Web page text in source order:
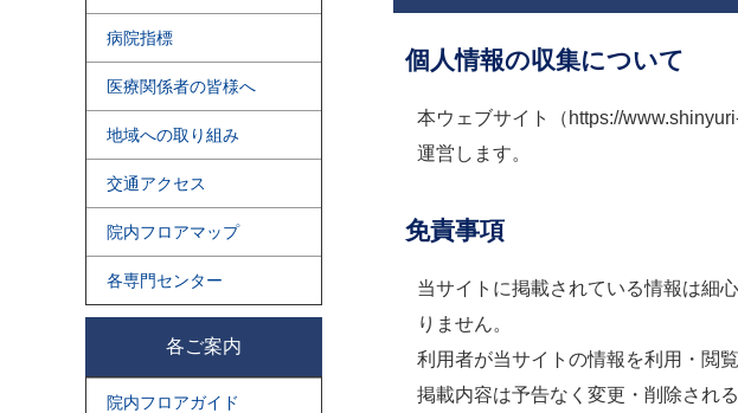
病院指標
医療関係者の皆様へ
地域への取り組み
交通アクセス
院内フロアマップ
各専門センター
各ご案内
院内フロアガイド
個人情報の収集について
本ウェブサイト（https://
運営します。
免責事項
当サイトに掲載されている情報は細
りません。
利用者が当サイトの情報を利用・閲
掲載内容は予告なく変更・削除され